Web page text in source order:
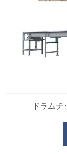
ドラム